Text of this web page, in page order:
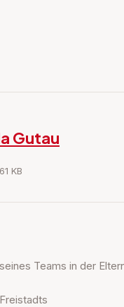
Gutau
KB
Teams in der